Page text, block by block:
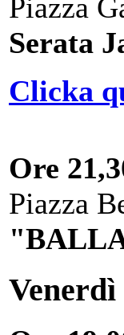
Piazza
Serata
Clicka
Ore
Piazza
Venerdì